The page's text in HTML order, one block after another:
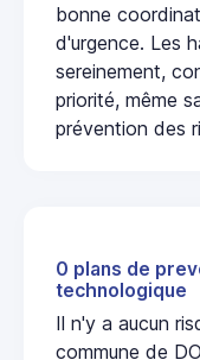
bonne
d'urgence. Les
sereinement,
priorité, même
prévention des
0 plans de
technologique
Il n'y a aucun
commune de